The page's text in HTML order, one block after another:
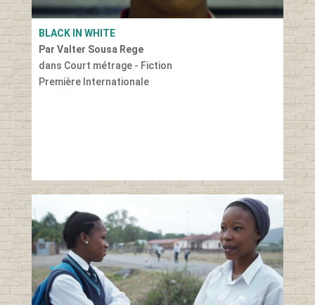
BLACK IN WHITE
Par Valter Sousa Rege
dans Court métrage - Fiction
Première Internationale